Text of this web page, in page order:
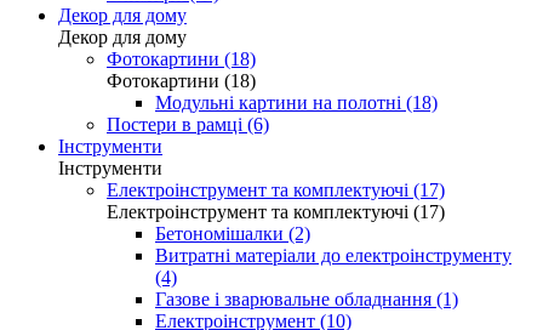
Декор для дому
Декор для дому
Фотокартини (18)
Фотокартини (18)
Модульні картини на полотні (18)
Постери в рамці (6)
Інструменти
Інструменти
Електроінструмент та комплектуючі (17)
Електроінструмент та комплектуючі (17)
Бетономішалки (2)
Витратні матеріали до електроінструменту
(4)
Газове і зварювальне обладнання (1)
Електроінструмент (10)